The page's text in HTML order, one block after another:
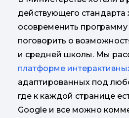
действующего стандарта
осовременить программу
поговорить о
и средней школы. Мы
платформе
адаптированных под
где к каждой странице
Google и все можно